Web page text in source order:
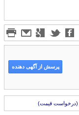
پرسش از آگهی دهنده
(درخواست قیمت)